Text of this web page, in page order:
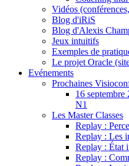
Vidéos
Blog d'iRiS
Blog d'Alexis
Jeux intuitifs
Exemples de
Le projet Oracle
Evénements
Prochaines
16
N1
Les Master Classes
Replay :
Replay : Les
Replay : État
Replay :